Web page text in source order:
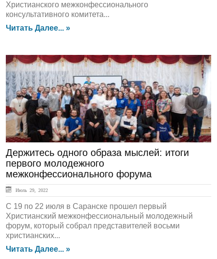
Христианского межконфессионального
консультативного комитета...
Читать Далее... »
ЛЕНТА НОВОСТЕЙ
Держитесь одного образа мыслей: итоги
первого молодежного
межконфессионального форума
Июль 29, 2022
С 19 по 22 июля в Саранске прошел первый
Христианский межконфессиональный молодежный
форум, который собрал представителей восьми
христианских...
Читать Далее... »